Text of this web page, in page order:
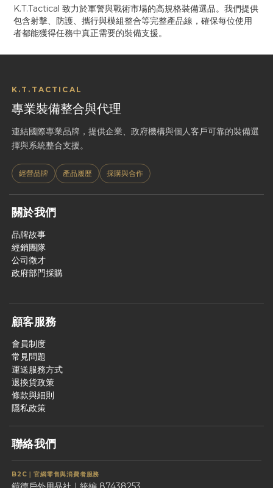
K.T.Tactical 致力於軍警與戰術市場的高規格裝備選品。我們提供
包含射擊、防護、攜行與模組整合等完整產品線，確保每位使用
者都能獲得任務中真正需要的裝備支援。
K.T.TACTICAL
專業裝備整合與代理
連結國際專業品牌，提供企業、政府機構與個人客戶可靠的裝備選
擇與系統整合支援。
經營品牌 產品履歷 採購與合作
關於我們
品牌故事
經銷團隊
公司徵才
政府部門採購
顧客服務
會員制度
常見問題
運送服務方式
退換貨政策
條款與細則
隱私政策
聯絡我們
B2C｜官網零售與消費者服務